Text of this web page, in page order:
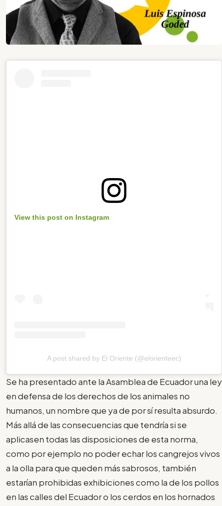
View this post on Instagram
A post shared by El Oriente (@elorienteec)
Se ha presentado ante la Asamblea de Ecuador una ley
en defensa de los derechos de los animales no
humanos, un nombre que ya de por sí resulta absurdo.
Más allá de las consecuencias que tendría si se
aplicasen todas las disposiciones de esta norma,
como por ejemplo no poder echar los cangrejos vivos
a la olla para que queden más sabrosos, también
estarían prohibidas exhibiciones como la de los pollos
en las calles del Ecuador o los cerdos en los hornados